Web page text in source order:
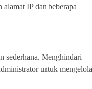
IP dan beberapa
sederhana. Menghindari
untuk mengelola